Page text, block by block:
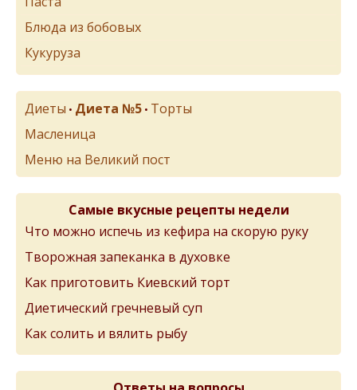
Блюда из бобовых
Кукуруза
Диеты • Диета №5 • Торты
Масленица
Меню на Великий пост
Самые вкусные рецепты недели
Что можно испечь из кефира на скорую руку
Творожная запеканка в духовке
Как приготовить Киевский торт
Диетический гречневый суп
Как солить и вялить рыбу